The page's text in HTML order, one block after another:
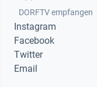
Footer 4
DORFTV empfangen
Instagram
Facebook
Twitter
Email